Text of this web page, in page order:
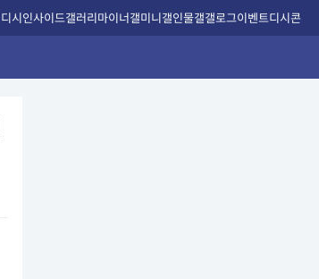
디시인사이드갤러리마이너갤미니갤인물갤갤로그이벤트디시콘